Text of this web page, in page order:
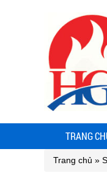
TRANG
Trang chủ »